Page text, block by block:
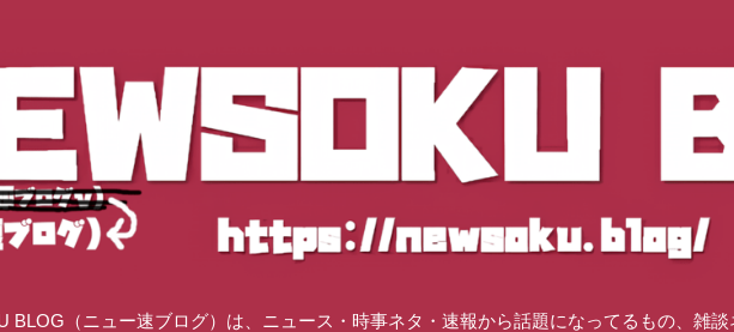
BLOG（ニュー速ブログ）は、ニュース・時事ネタ・速報から話題になってるもの、雑